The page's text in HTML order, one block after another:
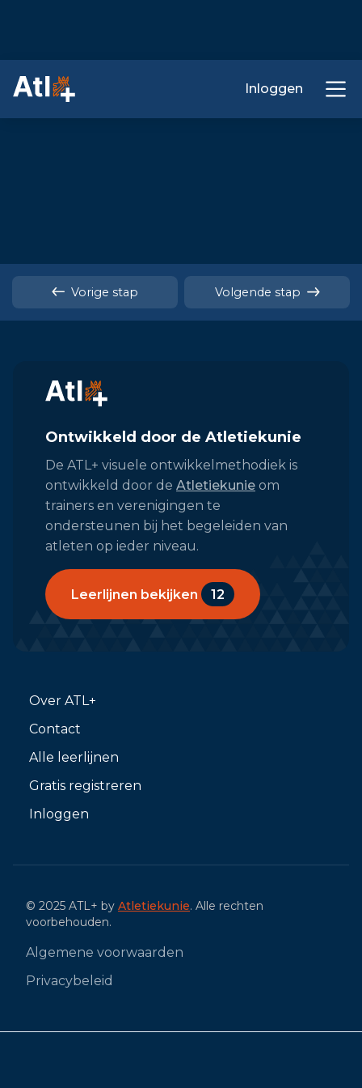
Inloggen
Vorige stap Volgende stap
Ontwikkeld door de Atletiekunie
De ATL+ visuele ontwikkelmethodiek is
ontwikkeld door de Atletiekunie om
trainers en verenigingen te
ondersteunen bij het begeleiden van
atleten op ieder niveau.
Leerlijnen bekijken 12
Over ATL+
Contact
Alle leerlijnen
Gratis registreren
Inloggen
© 2025 ATL+ by Atletiekunie. Alle rechten
voorbehouden.
Algemene voorwaarden
Privacybeleid